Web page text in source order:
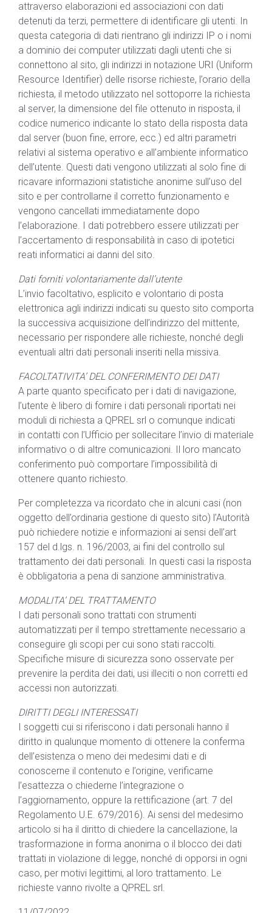
attraverso elaborazioni ed associazioni con dati
detenuti da terzi, permettere di identificare gli utenti. In
questa categoria di dati rientrano gli indirizzi IP o i nomi
a dominio dei computer utilizzati dagli utenti che si
connettono al sito, gli indirizzi in notazione URI (Uniform
Resource Identifier) delle risorse richieste, l’orario della
richiesta, il metodo utilizzato nel sottoporre la richiesta
al server, la dimensione del file ottenuto in risposta, il
codice numerico indicante lo stato della risposta data
dal server (buon fine, errore, ecc.) ed altri parametri
relativi al sistema operativo e all’ambiente informatico
dell’utente. Questi dati vengono utilizzati al solo fine di
ricavare informazioni statistiche anonime sull’uso del
sito e per controllarne il corretto funzionamento e
vengono cancellati immediatamente dopo
l’elaborazione. I dati potrebbero essere utilizzati per
l’accertamento di responsabilità in caso di ipotetici
reati informatici ai danni del sito.
Dati forniti volontariamente dall’utente
L’invio facoltativo, esplicito e volontario di posta
elettronica agli indirizzi indicati su questo sito comporta
la successiva acquisizione dell’indirizzo del mittente,
necessario per rispondere alle richieste, nonché degli
eventuali altri dati personali inseriti nella missiva.
FACOLTATIVITA’ DEL CONFERIMENTO DEI DATI
A parte quanto specificato per i dati di navigazione,
l’utente è libero di fornire i dati personali riportati nei
moduli di richiesta a QPREL srl o comunque indicati
in contatti con l’Ufficio per sollecitare l’invio di materiale
informativo o di altre comunicazioni. Il loro mancato
conferimento può comportare l’impossibilità di
ottenere quanto richiesto.
Per completezza va ricordato che in alcuni casi (non
oggetto dell’ordinaria gestione di questo sito) l’Autorità
può richiedere notizie e informazioni ai sensi dell’art
157 del d.lgs. n. 196/2003, ai fini del controllo sul
trattamento dei dati personali. In questi casi la risposta
è obbligatoria a pena di sanzione amministrativa.
MODALITA’ DEL TRATTAMENTO
I dati personali sono trattati con strumenti
automatizzati per il tempo strettamente necessario a
conseguire gli scopi per cui sono stati raccolti.
Specifiche misure di sicurezza sono osservate per
prevenire la perdita dei dati, usi illeciti o non corretti ed
accessi non autorizzati.
DIRITTI DEGLI INTERESSATI
I soggetti cui si riferiscono i dati personali hanno il
diritto in qualunque momento di ottenere la conferma
dell’esistenza o meno dei medesimi dati e di
conoscerne il contenuto e l’origine, verificarne
l’esattezza o chiederne l’integrazione o
l’aggiornamento, oppure la rettificazione (art. 7 del
Regolamento U.E. 679/2016). Ai sensi del medesimo
articolo si ha il diritto di chiedere la cancellazione, la
trasformazione in forma anonima o il blocco dei dati
trattati in violazione di legge, nonché di opporsi in ogni
caso, per motivi legittimi, al loro trattamento. Le
richieste vanno rivolte a QPREL srl.